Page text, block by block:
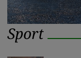
Sport